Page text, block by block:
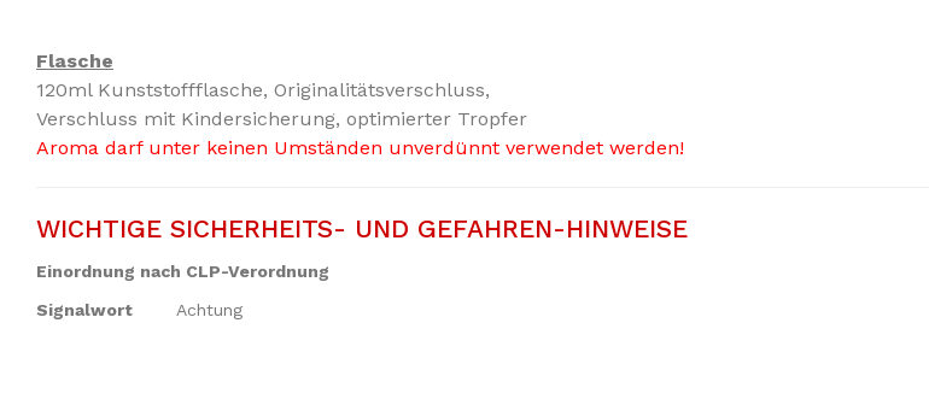
Flasche
120ml Kunststoffflasche, Originalitätsverschluss,
Verschluss mit Kindersicherung, optimierter Tropfer
Aroma darf unter keinen Umständen unverdünnt verwendet werden!
WICHTIGE SICHERHEITS- UND GEFAHREN-HINWEISE
Einordnung nach CLP-Verordnung
Signalwort
Achtung